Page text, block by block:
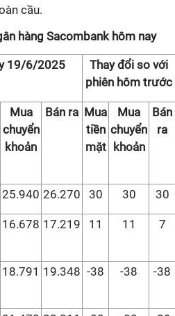
cầu.
hàng Sacombank hôm nay
19/6/2025
Thay đổi so với
phiên hôm trước
Mua
chuyển
khoản
Bán ra Mua
tiền
mặt
Mua
chuyển
khoản
Bán
ra
25.940 26.270 30 30 30
16.678 17.219 11 11 7
18.791 19.348 -38 -38 -38